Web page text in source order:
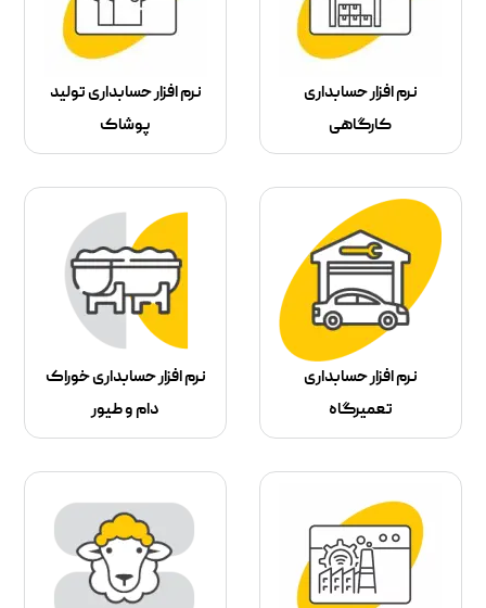
نرم افزار حسابداری
کارگاهی
نرم افزار حسابداری تولید
پوشاک
نرم افزار حسابداری
تعمیرگاه
نرم افزار حسابداری خوراک
دام و طیور